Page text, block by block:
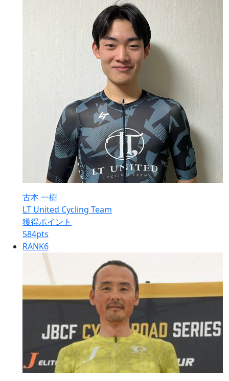
古本 一樹
LT United Cycling Team
獲得ポイント
584pts
RANK6